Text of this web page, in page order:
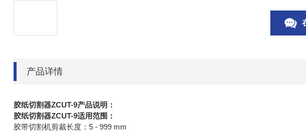
产品详情
胶纸切割器ZCUT-9产品说明：
胶纸切割器ZCUT-9适用范围：
胶带切割机剪裁长度：5 - 999 mm